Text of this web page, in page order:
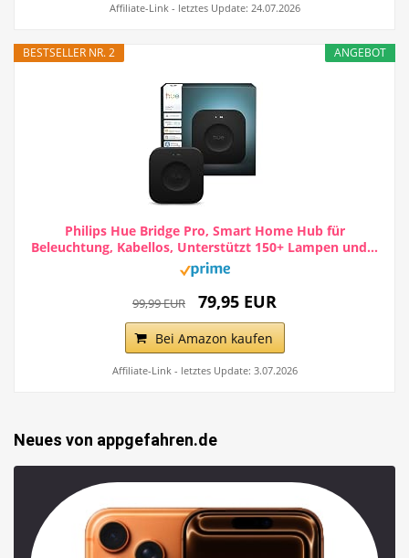
Affiliate-Link - letztes Update: 24.07.2026
ANGEBOT
BESTSELLER NR. 2
Philips Hue Bridge Pro, Smart Home Hub für
Beleuchtung, Kabellos, Unterstützt 150+ Lampen und...
99,99 EUR 79,95 EUR
Bei Amazon kaufen
Affiliate-Link - letztes Update: 3.07.2026
Neues von appgefahren.de